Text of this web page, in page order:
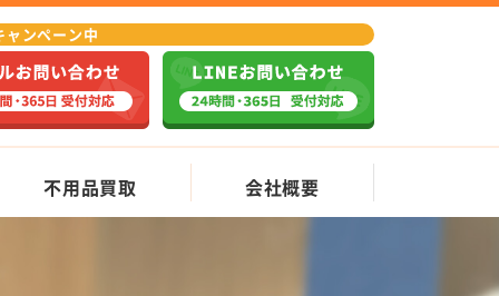
ンペーン中
不用品買取 会社概要